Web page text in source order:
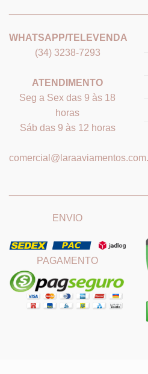
WHATSAPP/TELEVENDA
(34) 3238-7293
ATENDIMENTO
Seg a Sex das 9 às 18
horas
Sáb das 9 às 12 horas
ENVIO
PAGAMENTO